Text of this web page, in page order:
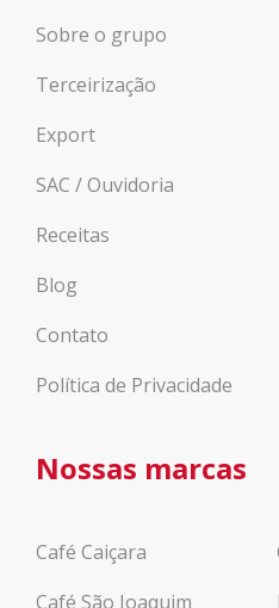
Sobre o grupo
Terceirização
Export
SAC / Ouvidoria
Receitas
Blog
Contato
Política de Privacidade
Nossas marcas
Café Caiçara
Café São Joaquim